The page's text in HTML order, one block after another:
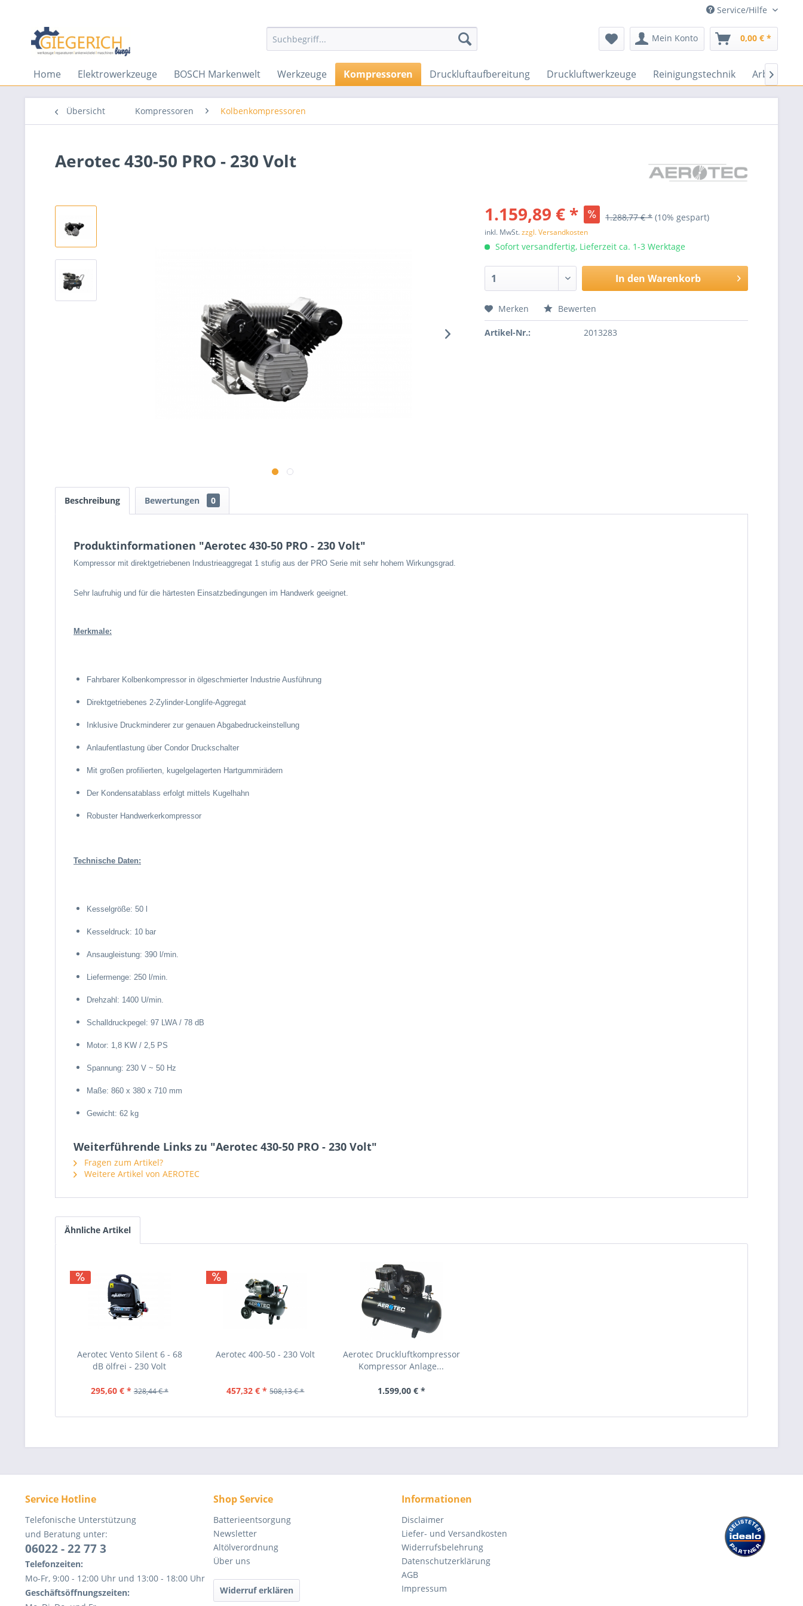
Service/Hilfe
Mein Konto 0,00 € *
Home Elektrowerkzeuge BOSCH Markenwelt Werkzeuge Kompressoren Druckluftaufbereitung Druckluftwerkzeuge Reinigungstechnik 
Übersicht Kompressoren Kolbenkompressoren
Aerotec 430-50 PRO - 230 Volt
1.159,89 € * 1.288,77 € * (10% gespart)
inkl. MwSt.zzgl. Versandkosten
Sofort versandfertig, Lieferzeit ca. 1-3 Werktage
In den Warenkorb
Merken Bewerten
Artikel-Nr.: 2013283
Beschreibung Bewertungen 0
Produktinformationen "Aerotec 430-50 PRO - 230 Volt"
Kompressor mit direktgetriebenen Industrieaggregat 1 stufig aus der PRO Serie mit sehr hohem Wirkungsgrad.
Sehr laufruhig und für die härtesten Einsatzbedingungen im Handwerk geeignet.
Merkmale:
Fahrbarer Kolbenkompressor in ölgeschmierter Industrie Ausführung
Direktgetriebenes 2-Zylinder-Longlife-Aggregat
Inklusive Druckminderer zur genauen Abgabedruckeinstellung
Anlaufentlastung über Condor Druckschalter
Mit großen profilierten, kugelgelagerten Hartgummirädern
Der Kondensatablass erfolgt mittels Kugelhahn
Robuster Handwerkerkompressor
Technische Daten:
Kesselgröße: 50 l
Kesseldruck: 10 bar
Ansaugleistung: 390 l/min.
Liefermenge: 250 l/min.
Drehzahl: 1400 U/min.
Schalldruckpegel: 97 LWA / 78 dB
Motor: 1,8 KW / 2,5 PS
Spannung: 230 V ~ 50 Hz
Maße: 860 x 380 x 710 mm
Gewicht: 62 kg
Weiterführende Links zu "Aerotec 430-50 PRO - 230 Volt"
Fragen zum Artikel?
Weitere Artikel von AEROTEC
Ähnliche Artikel
Aerotec Vento Silent 6 - 68
dB ölfrei - 230 Volt
295,60 € * 328,44 € *
Aerotec 400-50 - 230 Volt
457,32 € * 508,13 € *
Aerotec Druckluftkompressor
Kompressor Anlage...
1.599,00 € *
Service Hotline
Telefonische Unterstützung
und Beratung unter:
06022 - 22 77 3
Telefonzeiten:
Mo-Fr, 9:00 - 12:00 Uhr und 13:00 - 18:00 Uhr
Geschäftsöffnungszeiten:
Shop Service
Batterieentsorgung
Newsletter
Altölverordnung
Über uns
Widerruf erklären
Informationen
Disclaimer
Liefer- und Versandkosten
Widerrufsbelehrung
Datenschutzerklärung
AGB
Impressum